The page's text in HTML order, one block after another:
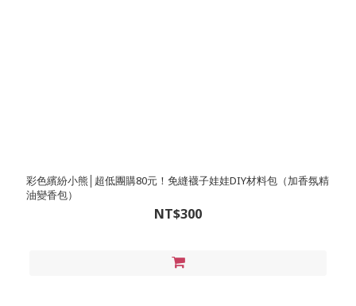
彩色繽紛小熊│超低團購80元！免縫襪子娃娃DIY材料包（加香氛精
油變香包）
NT$300